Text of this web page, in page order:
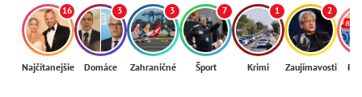
16
Najčítanejšie
3
Domáce
3
Zahraničné
7
Šport
1
Krimi
2
Zaujímavosti